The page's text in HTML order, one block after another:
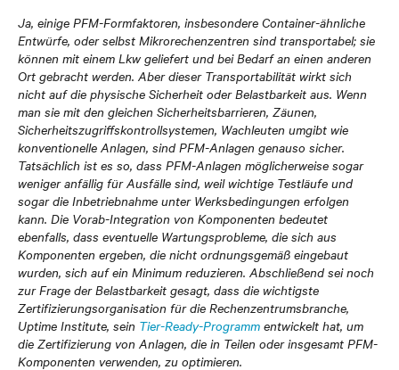
Ja, einige PFM-Formfaktoren, insbesondere Container-ähnliche
Entwürfe, oder selbst Mikrorechenzentren sind transportabel; sie
können mit einem Lkw geliefert und bei Bedarf an einen anderen
Ort gebracht werden. Aber dieser Transportabilität wirkt sich
nicht auf die physische Sicherheit oder Belastbarkeit aus. Wenn
man sie mit den gleichen Sicherheitsbarrieren, Zäunen,
Sicherheitszugriffskontrollsystemen, Wachleuten umgibt wie
konventionelle Anlagen, sind PFM-Anlagen genauso sicher.
Tatsächlich ist es so, dass PFM-Anlagen möglicherweise sogar
weniger anfällig für Ausfälle sind, weil wichtige Testläufe und
sogar die Inbetriebnahme unter Werksbedingungen erfolgen
kann. Die Vorab-Integration von Komponenten bedeutet
ebenfalls, dass eventuelle Wartungsprobleme, die sich aus
Komponenten ergeben, die nicht ordnungsgemäß eingebaut
wurden, sich auf ein Minimum reduzieren. Abschließend sei noch
zur Frage der Belastbarkeit gesagt, dass die wichtigste
Zertifizierungsorganisation für die Rechenzentrumsbranche,
Uptime Institute, sein Tier-Ready-Programm entwickelt hat, um
die Zertifizierung von Anlagen, die in Teilen oder insgesamt PFM-
Komponenten verwenden, zu optimieren.